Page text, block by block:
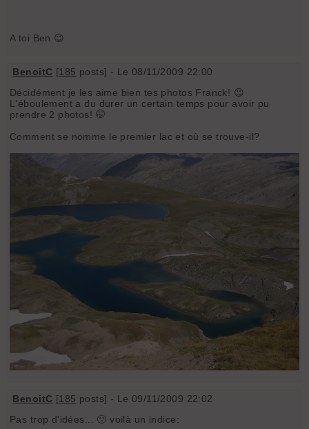
A toi Ben 😉
BenoitC [185 posts] - Le 08/11/2009 22:00
Décidément je les aime bien tes photos Franck! 😉
L'éboulement a du durer un certain temps pour avoir pu
prendre 2 photos! 🤭
Comment se nomme le premier lac et où se trouve-il?
BenoitC [185 posts] - Le 09/11/2009 22:02
Pas trop d'idées... 🙁 voilà un indice: